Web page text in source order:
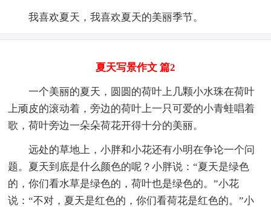
我喜欢夏天，我喜欢夏天的美丽季节。
夏天写景作文 篇2
一个美丽的夏天，圆圆的荷叶上几颗小水珠在荷叶
上顽皮的滚动着，旁边的荷叶上一只可爱的小青蛙唱着
歌，荷叶旁边一朵朵荷花开得十分的美丽。
远处的草地上，小胖和小花还有小明在争论一个问
题。夏天到底是什么颜色的呢？小胖说：“夏天是绿色
的，你们看水草是绿色的，荷叶也是绿色的。”小花
说：“不对，夏天是红色的，你们看荷花是红色的。”小